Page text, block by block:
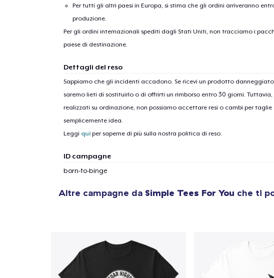
Per tutti gli altri paesi in Europa, si stima che gli ordini arriveranno
produzione.
Per gli ordini internazionali spediti dagli Stati Uniti, non tracciamo i
paese di destinazione.
Dettagli del reso
Sappiamo che gli incidenti accadono. Se ricevi un prodotto
saremo lieti di sostituirlo o di offrirti un rimborso entro 30 giorni.
realizzati su ordinazione, non possiamo accettare resi o cambi per
semplicemente idea.
Leggi quiper saperne di più sulla nostra politica di reso.
ID campagne
born-to-binge
Altre campagne da Simple Tees For You che ti
articolo